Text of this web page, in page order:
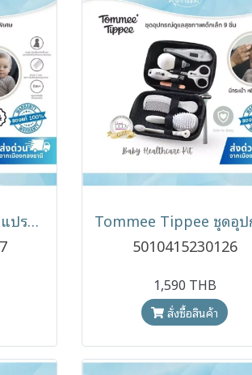
Tommee Tippee ชุดแปรงและหวีเด็กแรกเกิด Essentials Basics Baby Brush & Comb นุ่มพิเศษ BPA Free (0m+)
5010415230126
1,590 THB
สั่งซื้อสินค้า